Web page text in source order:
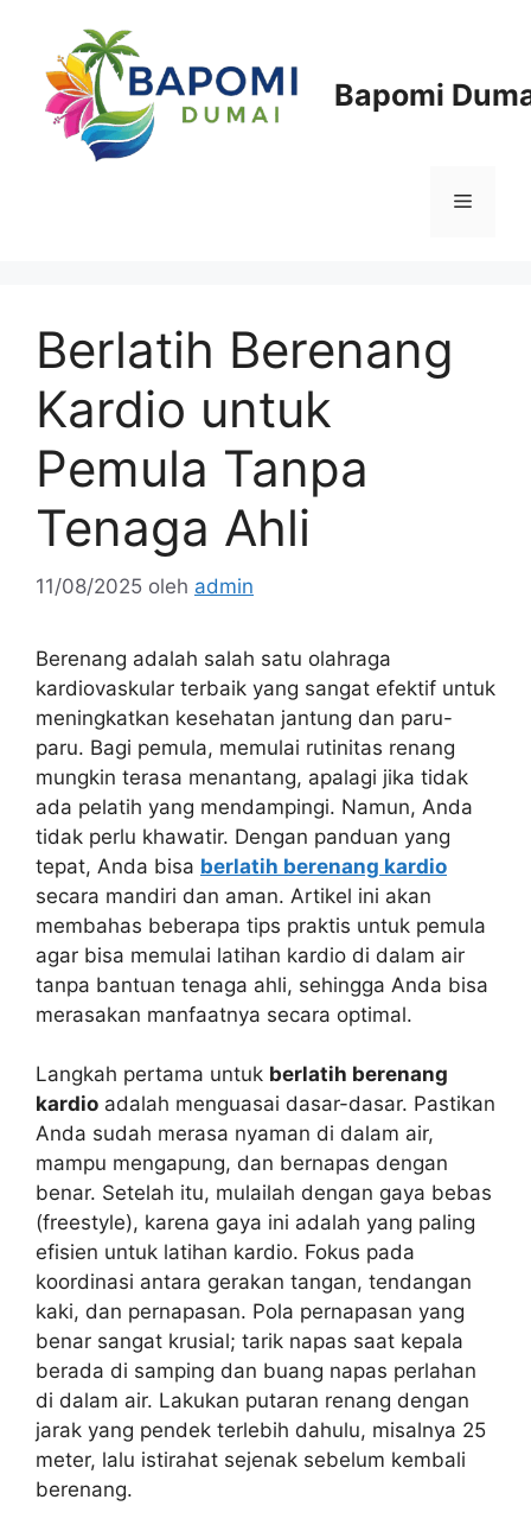
Bapomi
Menu
Berlatih Berenang
Kardio untuk
Pemula Tanpa
Tenaga Ahli
11/08/2025 oleh admin
Berenang adalah salah satu olahraga
kardiovaskular terbaik yang sangat efektif untuk
meningkatkan kesehatan jantung dan paru-
paru. Bagi pemula, memulai rutinitas renang
mungkin terasa menantang, apalagi jika tidak
ada pelatih yang mendampingi. Namun, Anda
tidak perlu khawatir. Dengan panduan yang
tepat, Anda bisa berlatih berenang kardio
secara mandiri dan aman. Artikel ini akan
membahas beberapa tips praktis untuk pemula
agar bisa memulai latihan kardio di dalam air
tanpa bantuan tenaga ahli, sehingga Anda bisa
merasakan manfaatnya secara optimal.
Langkah pertama untuk berlatih berenang
kardio adalah menguasai dasar-dasar. Pastikan
Anda sudah merasa nyaman di dalam air,
mampu mengapung, dan bernapas dengan
benar. Setelah itu, mulailah dengan gaya bebas
(freestyle), karena gaya ini adalah yang paling
efisien untuk latihan kardio. Fokus pada
koordinasi antara gerakan tangan, tendangan
kaki, dan pernapasan. Pola pernapasan yang
benar sangat krusial; tarik napas saat kepala
berada di samping dan buang napas perlahan
di dalam air. Lakukan putaran renang dengan
jarak yang pendek terlebih dahulu, misalnya 25
meter, lalu istirahat sejenak sebelum kembali
berenang.